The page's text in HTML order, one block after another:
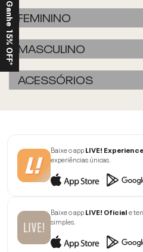
FEMININO
MASCULINO
ACESSÓRIOS
Baixe o appLIVE! Experience
experiências únicas.
Baixe o appLIVE! Oficiale
simples.
Ganhe 15% OFF*